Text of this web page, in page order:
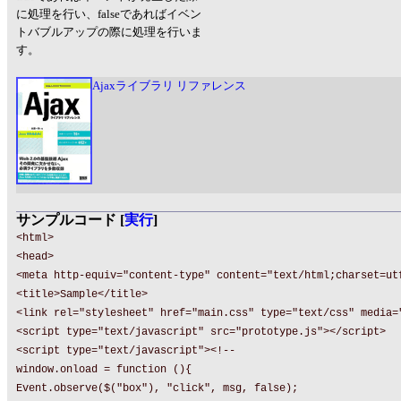
に処理を行い、falseであればイベン
トバブルアップの際に処理を行いま
す。
Ajaxライブラリ リファレンス
サンプルコード [実行]
<html>
<head>
<meta http-equiv="content-type" content="text/
<title>Sample</title>
<link rel="stylesheet" href="main.css" type="text/css"
<script type="text/javascript" src="prototype.js"></script>
<script type="text/javascript"><!--
window.onload = function (){
Event.observe($("box"), "click", msg, false);